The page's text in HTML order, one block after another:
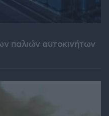
παλιών αυτοκινήτων